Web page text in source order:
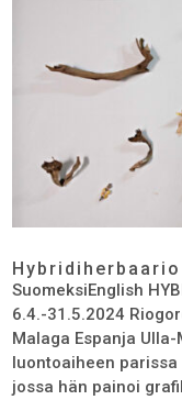
SuomeksiEnglish
6.4.-31.5.2024
Malaga Espanja
luontoaiheen
jossa hän painoi